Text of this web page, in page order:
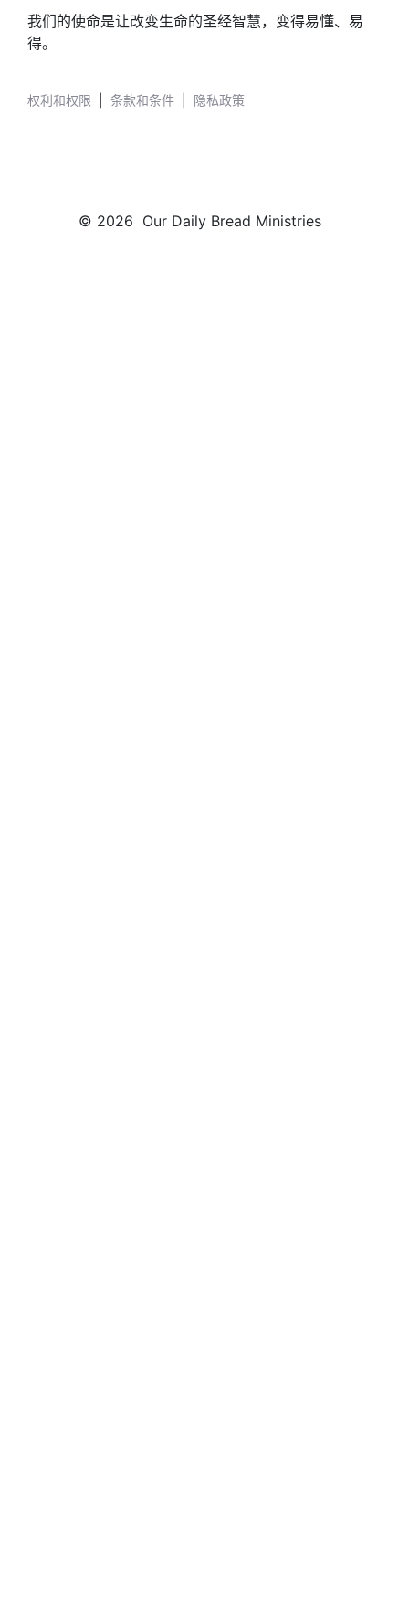
我们的使命是让改变生命的圣经智慧，变得易懂、易
得。
权利和权限 条款和条件 隐私政策
© 2026 Our Daily Bread Ministries